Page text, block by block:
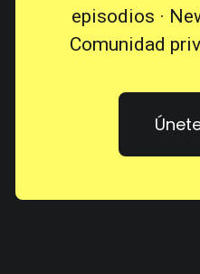
episodios ·
Comunidad